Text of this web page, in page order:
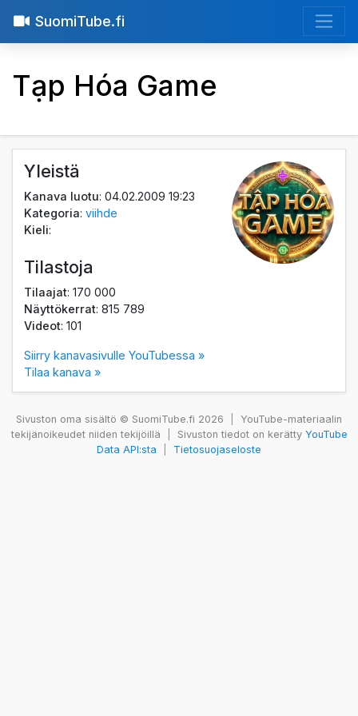
SuomiTube.fi
Tạp Hóa Game
Yleistä
Kanava luotu: 04.02.2009 19:23
Kategoria:viihde
Kieli:
Tilastoja
Tilaajat: 170 000
Näyttökerrat: 815 789
Videot: 101
Siirry kanavasivulle YouTubessa »
Tilaa kanava »
Sivuston oma sisältö © SuomiTube.fi 2026
YouTube-materiaalin
tekijänoikeudet niiden tekijöillä
Sivuston tiedot on kerätty YouTube
Data API:sta
Tietosuojaseloste